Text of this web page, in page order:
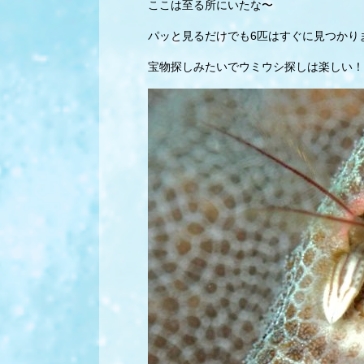
ここは至る所にいたな〜
パッと見るだけでも6匹はすぐに見つかり
宝物探しみたいでウミウシ探しは楽しい！